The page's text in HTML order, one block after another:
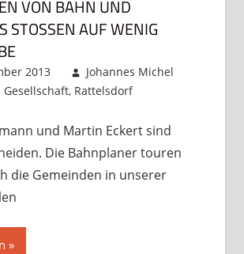
VON BAHN UND
STOSSEN AUF WENIG G
2013
Johannes Michel
, Rattelsdorf
und Martin Eckert sind
Die Bahnplaner touren
die Gemeinden in unserer